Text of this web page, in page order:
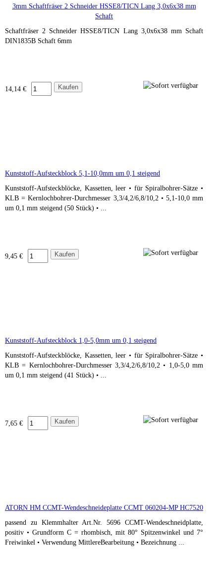
3mm Schaftfräser 2 Schneider HSSE8/TICN Lang 3,0x6x38 mm
Schaft
Schaftfräser 2 Schneider HSSE8/TICN Lang 3,0x6x38 mm Schaft
DIN1835B Schaft 6mm
14,14 €
Kunststoff-Aufsteckblock 5,1-10,0mm um 0,1 steigend
Kunststoff-Aufsteckblöcke, Kassetten, leer • für Spiralbohrer-Sätze •
KLB = Kernlochbohrer-Durchmesser 3,3/4,2/6,8/10,2 • 5,1-10,0 mm
um 0,1 mm steigend (50 Stück) • ...
9,45 €
Kunststoff-Aufsteckblock 1,0-5,0mm um 0,1 steigend
Kunststoff-Aufsteckblöcke, Kassetten, leer • für Spiralbohrer-Sätze •
KLB = Kernlochbohrer-Durchmesser 3,3/4,2/6,8/10,2 • 1,0-5,0 mm
um 0,1 mm steigend (41 Stück) • ...
7,65 €
ATORN HM CCMT-Wendeschneideplatte CCMT 060204-MP HC7520
passend zu Klemmhalter Art.Nr. 5696 CCMT-Wendeschneidplatte,
positiv • Grundform C = rhombisch, mit 80° Spitzenwinkel und 7°
Freiwinkel • Verwendung MittlereBearbeitung • Bezeichnung ...